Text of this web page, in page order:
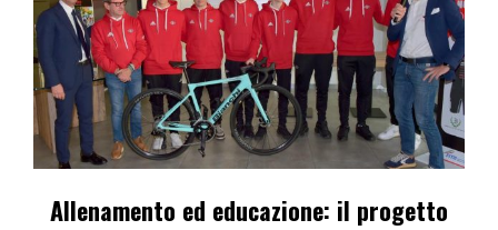
Allenamento ed educazione: il progetto